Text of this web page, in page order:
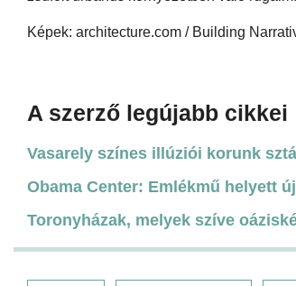
Képek: architecture.com / Building
A szerző legújabb cikkei
Vasarely színes illúziói korunk
Obama Center: Emlékmű helyett
Toronyházak, melyek szíve